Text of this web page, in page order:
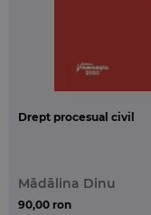
Drept procesual civil
Mădălina Dinu
90,00 ron